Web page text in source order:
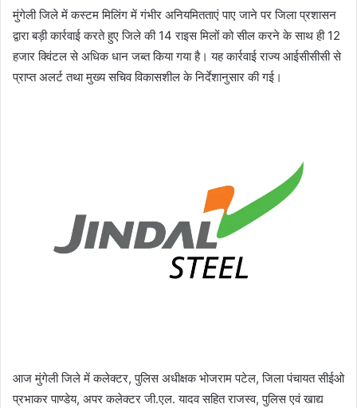
मुंगेली जिले में कस्टम मिलिंग में गंभीर अनियमितताएं पाए जाने पर जिला प्रशासन
द्वारा बड़ी कार्रवाई करते हुए जिले की 14 राइस मिलों को सील करने के साथ ही 12
हजार क्विंटल से अधिक धान जब्त किया गया है। यह कार्रवाई राज्य आईसीसीसी से
प्राप्त अलर्ट तथा मुख्य सचिव विकासशील के निर्देशानुसार की गई।
आज मुंगेली जिले में कलेक्टर, पुलिस अधीक्षक भोजराम पटेल, जिला पंचायत सीईओ
प्रभाकर पाण्डेय, अपर कलेक्टर जी.एल. यादव सहित राजस्व, पुलिस एवं खाद्य